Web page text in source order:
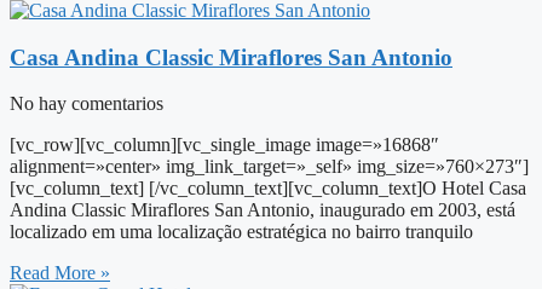
Casa Andina Classic Miraflores San Antonio
No hay comentarios
[vc_row][vc_column][vc_single_image image=»16868″
alignment=»center» img_link_target=»_self» img_size=»760×273″]
[vc_column_text] [/vc_column_text][vc_column_text]O Hotel Casa
Andina Classic Miraflores San Antonio, inaugurado em 2003, está
localizado em uma localização estratégica no bairro tranquilo
Read More »